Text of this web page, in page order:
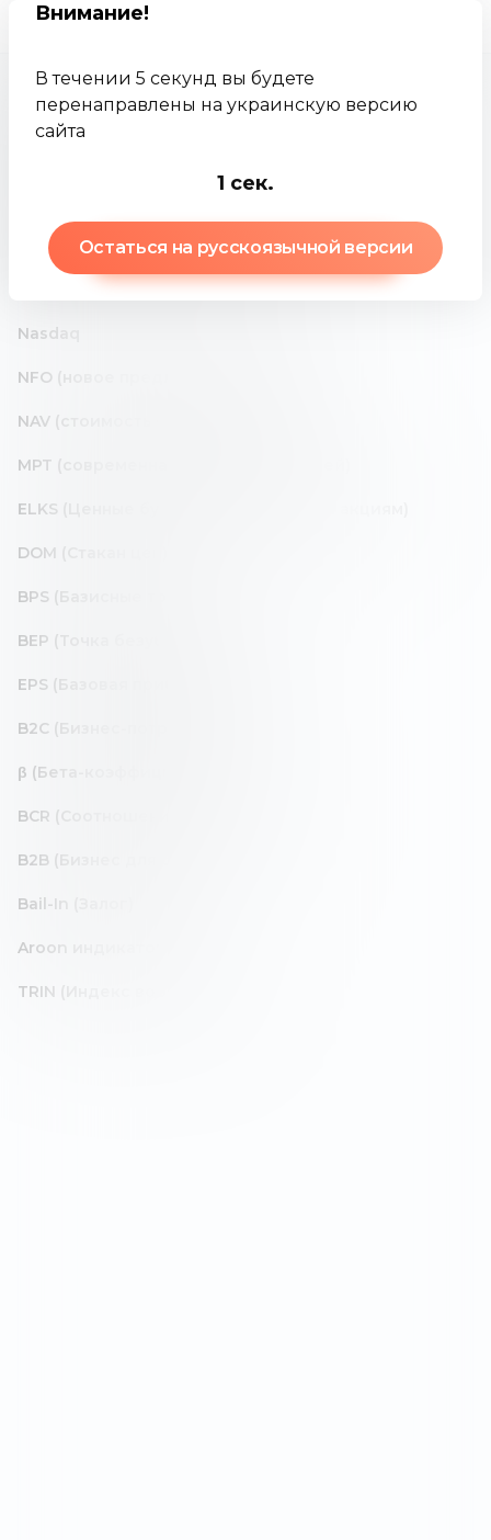
Other - База
RTQ (котировка в реальном времени)
OAS (спред с поправкой на опцион)
Nasdaq
NFO (новое предложение фонда)
NAV (стоимость чистых активов)
MPT (современная теория портфелей)
ELKS (Ценные бумаги, привязанные к акциям)
DOM (Стакан цен)
BPS (Базисные точки)
BEP (Точка безубыточности)
EPS (Базовая прибыль на акцию)
B2C (Бизнес-потребитель)
β (Бета-коэффициент)
BCR (Соотношение выгод и затрат)
B2B (Бизнес для бизнеса)
Bail-In (Залог)
Aroon индикатор
TRIN (Индекс вооружений)